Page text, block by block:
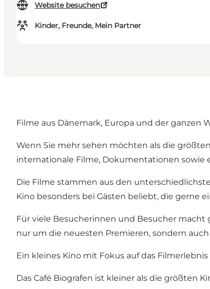
Website besuchen
Kinder, Freunde, Mein Partner
Filme aus Dänemark, Europa und der ganzen
Wenn Sie mehr sehen möchten als die
internationale Filme, Dokumentationen
Die Filme stammen aus den
Kino besonders bei Gästen beliebt, die gerne
Für viele Besucherinnen und Besucher
nur um die neuesten Premieren, sondern
Ein kleines Kino mit Fokus auf das Filmerlebnis
Das Café Biografen ist kleiner als die größten